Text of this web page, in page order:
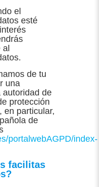
el
esté
de tu
una
autoridad de
protección
en particular,
de
portalwebAGPD/index-
facilitas